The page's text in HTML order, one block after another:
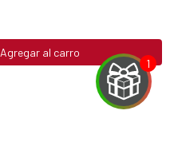
Agregar al carro